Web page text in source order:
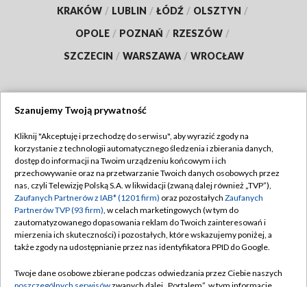
KRAKÓW / LUBLIN / ŁÓDŹ / OLSZTYN /
OPOLE / POZNAŃ / RZESZÓW /
SZCZECIN / WARSZAWA / WROCŁAW
TVP
Abonament TVP
Emisja w TVP
Centrum informacji TVP
Naziemna Telewizja Cyfrowa
Rada Programowa
Regulamin TVP
Polityka prywatności
Moje zgody
Pomoc
Szanujemy Twoją prywatność
Kliknij "Akceptuję i przechodzę do serwisu", aby wyrazić zgody na
korzystanie z technologii automatycznego śledzenia i zbierania danych,
dostęp do informacji na Twoim urządzeniu końcowym i ich
przechowywanie oraz na przetwarzanie Twoich danych osobowych przez
nas, czyli Telewizję Polską S.A. w likwidacji (zwaną dalej również „TVP”),
Zaufanych Partnerów z IAB* (1201 firm) oraz pozostałych Zaufanych
Partnerów TVP (93 firm), w celach marketingowych (w tym do
zautomatyzowanego dopasowania reklam do Twoich zainteresowań i
mierzenia ich skuteczności) i pozostałych, które wskazujemy poniżej, a
także zgody na udostępnianie przez nas identyfikatora PPID do Google.
Twoje dane osobowe zbierane podczas odwiedzania przez Ciebie naszych